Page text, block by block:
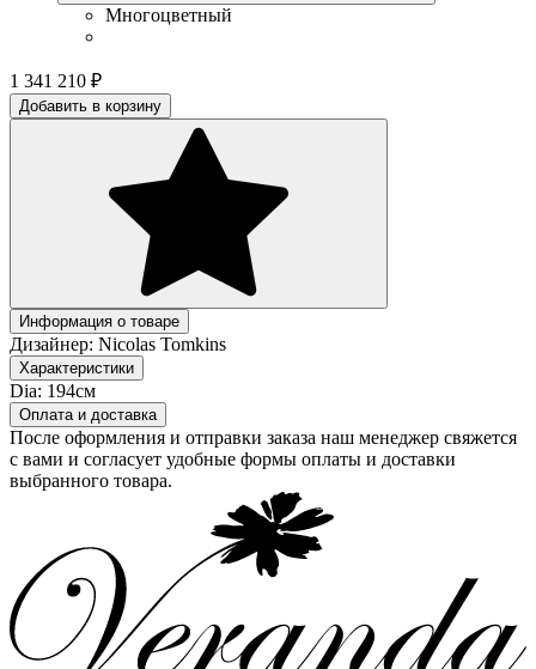
Многоцветный
1 341 210 ₽
Добавить в корзину
Информация о товаре
Дизайнер: Nicolas Tomkins
Характеристики
Dia: 194см
Оплата и доставка
После оформления и отправки заказа наш менеджер свяжется
с вами и согласует удобные формы оплаты и доставки
выбранного товара.